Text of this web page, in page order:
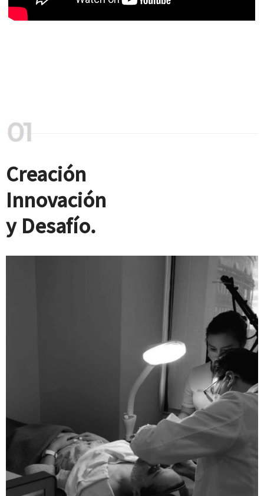
Creación
Innovación
y Desafío.